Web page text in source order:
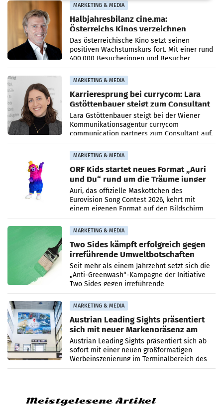
MARKETING & MEDIA
Halbjahresbilanz cine.ma:
Österreichs Kinos verzeichnen
400.000 Besucher mehr
Das österreichische Kino setzt seinen
positiven Wachstumskurs fort. Mit einer rund
400.000 Besucherinnen und Besucher
höheren Nettoreichweite im ersten Halbjahr
2026 gegenüber dem
MARKETING & MEDIA
Karrieresprung bei currycom: Lara
Gstöttenbauer steigt zum Consultant
auf
Lara Gstöttenbauer steigt bei der Wiener
Kommunikationsagentur currycom
communication partners zum Consultant auf.
Die 27-jährige Beraterin betreut Kundinnen
und Kunden in den Bereichen
MARKETING & MEDIA
ORF Kids startet neues Format „Auri
und Du“ rund um die Träume junger
Menschen
Auri, das offizielle Maskottchen des
Eurovision Song Contest 2026, kehrt mit
einem eigenen Format auf den Bildschirm
zurück. In der neuen Sendung „Auri und Du“
bei ORF Kids steht
MARKETING & MEDIA
Two Sides kämpft erfolgreich gegen
irreführende Umweltbotschaften
beim Papiereinsatz
Seit mehr als einem Jahrzehnt setzt sich die
„Anti-Greenwash“-Kampagne der Initiative
Two Sides gegen irreführende
Umweltaussagen bei Papierkommunikation
und papierbasierten Verpackungen
MARKETING & MEDIA
Austrian Leading Sights präsentiert
sich mit neuer Markenpräsenz am
Flughafen Wien
Austrian Leading Sights präsentiert sich ab
sofort mit einer neuen großformatigen
Werbeinszenierung im Terminalbereich des
Flughafen Wien. Die Präsenz befindet sich im
Meistgelesene Artikel